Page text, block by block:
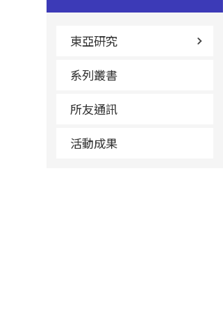
東亞研究
系列叢書
所友通訊
活動成果